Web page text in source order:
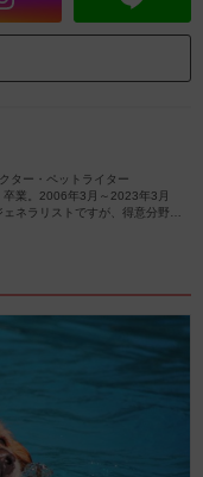
ター・ペットライター
卒業。2006年3月～2023年3月
ネラリストですが、得意分野は